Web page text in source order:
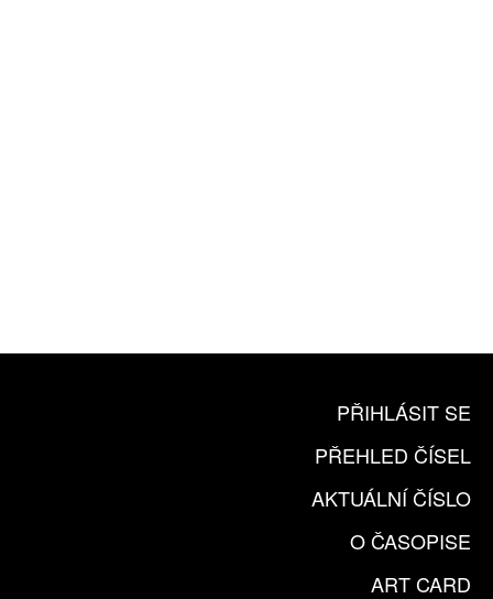
PŘIHLÁSIT SE
PŘEHLED ČÍSEL
AKTUÁLNÍ ČÍSLO
O ČASOPISE
ART CARD